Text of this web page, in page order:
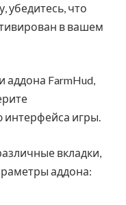
убедитесь, что
в вашем
FarmHud,
интерфейса игры.
вкладки,
аддона: